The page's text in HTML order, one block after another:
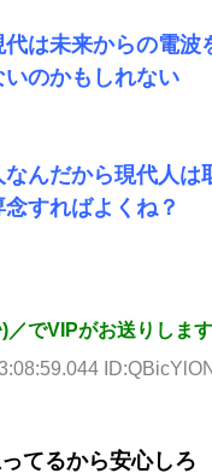
代は未来からの電波
のかもしれない
んだから現代人は
すればよくね？
／でVIPがお送りします
てるから安心しろ